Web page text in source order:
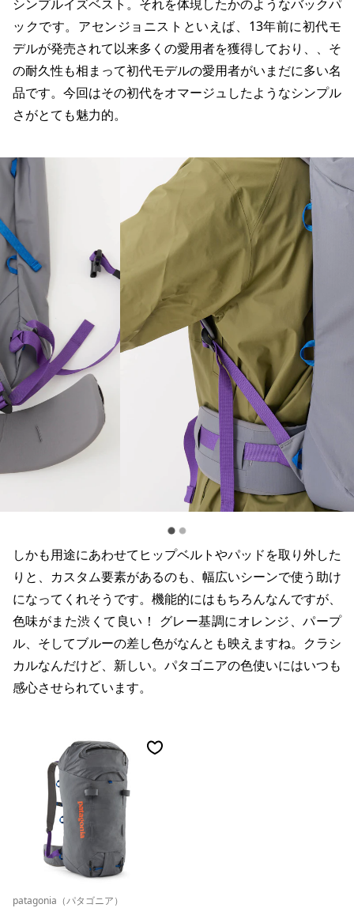
シンプルイズベスト。それを体現したかのようなバックパ
ックです。アセンジョニストといえば、13年前に初代モ
デルが発売されて以来多くの愛用者を獲得しており、、そ
の耐久性も相まって初代モデルの愛用者がいまだに多い名
品です。今回はその初代をオマージュしたようなシンプル
さがとても魅力的。
しかも用途にあわせてヒップベルトやパッドを取り外した
りと、カスタム要素があるのも、幅広いシーンで使う助け
になってくれそうです。機能的にはもちろんなんですが、
色味がまた渋くて良い！ グレー基調にオレンジ、パープ
ル、そしてブルーの差し色がなんとも映えますね。クラシ
カルなんだけど、新しい。パタゴニアの色使いにはいつも
感心させられています。
patagonia（パタゴニア）